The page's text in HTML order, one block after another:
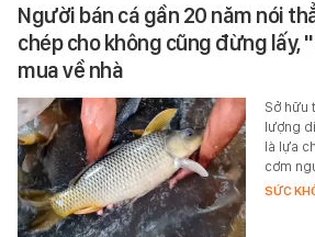
Người bán cá gần 20 năm nói
chép cho không cũng đừng lấy,
mua về nhà
Sở hữu
lượng
là lựa
cơm
SỨC